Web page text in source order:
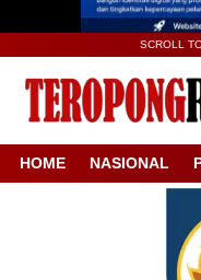
SCROLL
HOME NASIONAL